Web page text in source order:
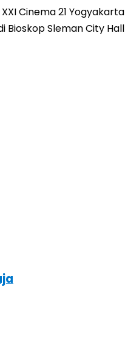
Cinema 21
Sleman City